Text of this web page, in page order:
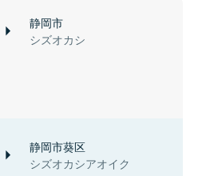
静岡市
シズオカシ
静岡市葵区
シズオカシアオイク